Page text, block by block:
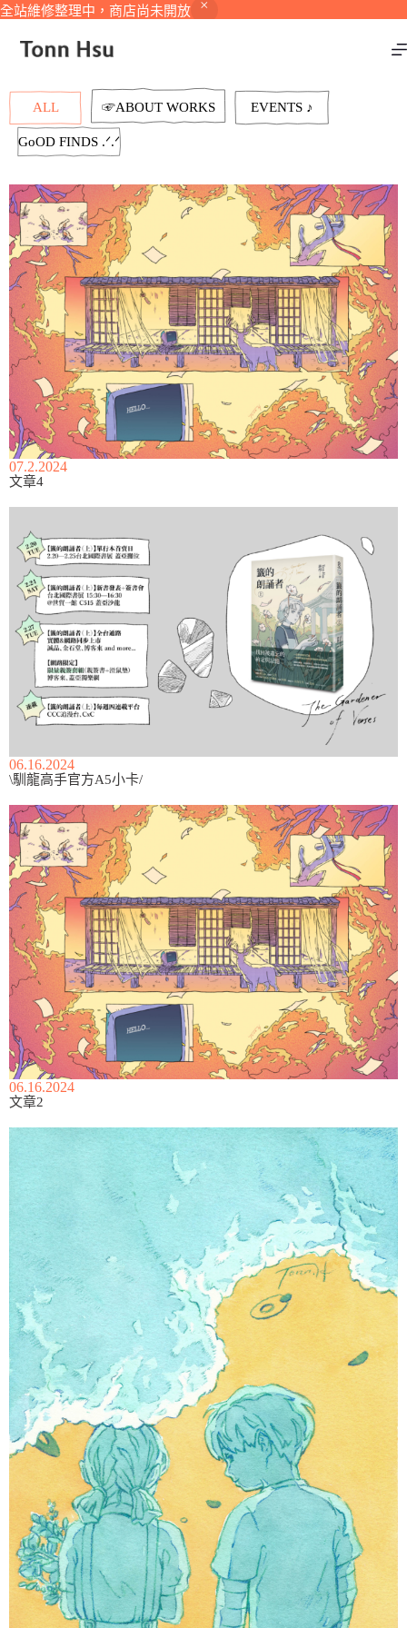
全站維修整理中，商店尚未開放
ALL ☞ABOUT WORKS EVENTS ♪
GoOD FINDS .ᐟ.ᐟ
07.2.2024
文章4
06.16.2024
\馴龍高手官方A5小卡/
06.16.2024
文章2